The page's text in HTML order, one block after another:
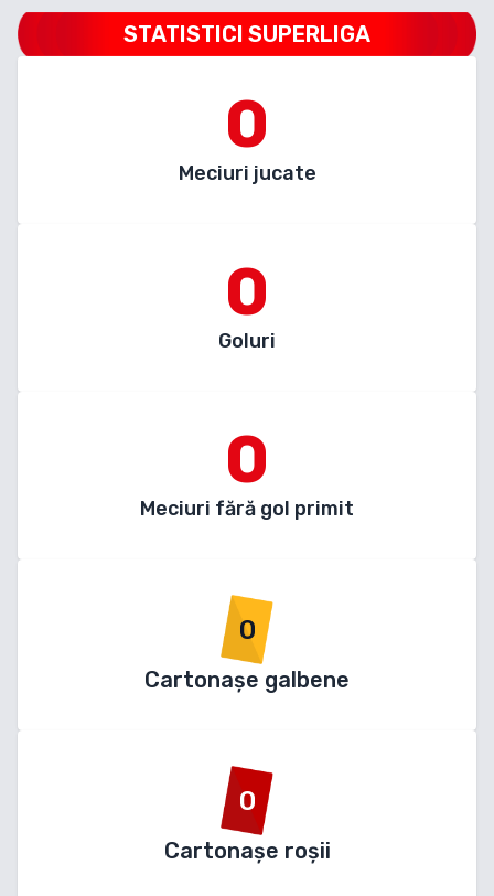
STATISTICI SUPERLIGA
0
Meciuri jucate
0
Goluri
0
Meciuri fără gol primit
0
Cartonașe galbene
0
Cartonașe roșii